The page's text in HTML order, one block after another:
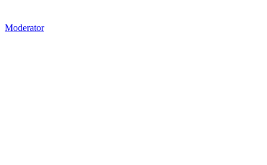
Moderator